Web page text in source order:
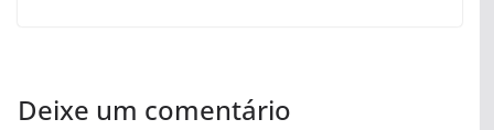
Deixe um comentário